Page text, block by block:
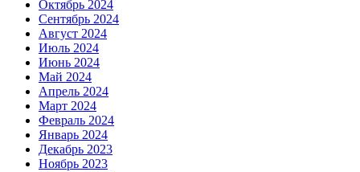
Октябрь 2024
Сентябрь 2024
Август 2024
Июль 2024
Июнь 2024
Май 2024
Апрель 2024
Март 2024
Февраль 2024
Январь 2024
Декабрь 2023
Ноябрь 2023